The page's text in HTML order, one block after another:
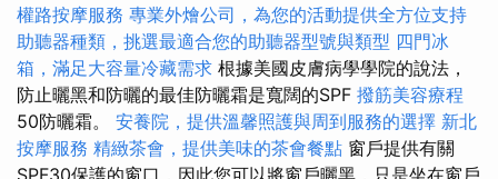
權路按摩服務 專業外燴公司，為您的活動提供全方位支持
助聽器種類，挑選最適合您的助聽器型號與類型 四門冰
箱，滿足大容量冷藏需求 根據美國皮膚病學學院的說法，
防止曬黑和防曬的最佳防曬霜是寬闊的SPF 撥筋美容療程
50防曬霜。 安養院，提供溫馨照護與周到服務的選擇 新北
按摩服務 精緻茶會，提供美味的茶會餐點 窗戶提供有關
SPF30保護的窗口，因此您可以將窗戶曬黑，只是坐在窗戶